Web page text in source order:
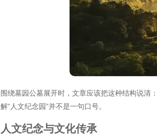
围绕墓园公墓展开时，文章应该把这种结构说清
解“人文纪念园”并不是一句口号。
人文纪念与文化传承